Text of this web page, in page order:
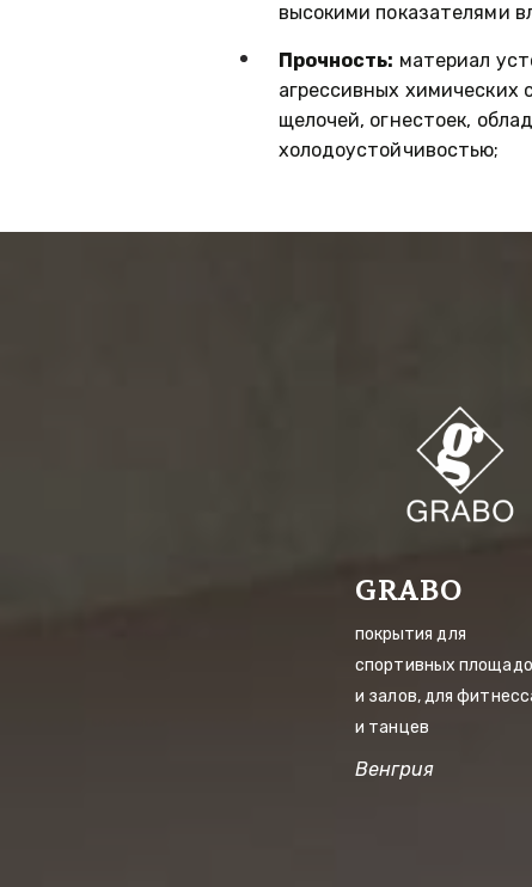
высокими показателями
Прочность: материал
агрессивных химических
щелочей, огнестоек,
холодоустойчивостью;
GRABO
покрытия для
спортивных
и залов, для
и танцев
Венгрия